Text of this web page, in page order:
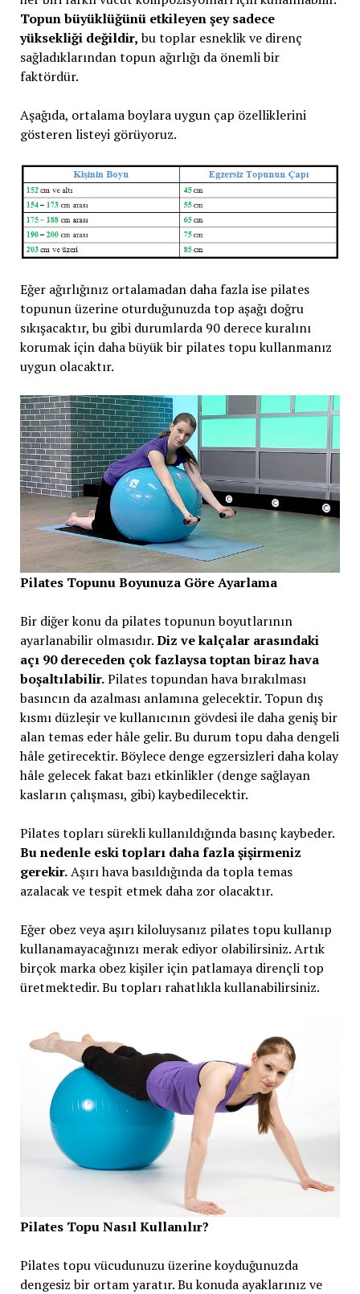
Topun büyüklüğünü etkileyen şey sadece
yüksekliği değildir,bu toplar esneklik ve direnç
sağladıklarından topun ağırlığı da önemli bir
faktördür.
Aşağıda, ortalama boylara uygun çap özelliklerini
gösteren listeyi görüyoruz.
Eğer ağırlığınız ortalamadan daha fazla ise pilates
topunun üzerine oturduğunuzda top aşağı doğru
sıkışacaktır, bu gibi durumlarda 90 derece kuralını
korumak için daha büyük bir pilates topu kullanmanız
uygun olacaktır.
Pilates Topunu Boyunuza Göre Ayarlama
Bir diğer konu da pilates topunun boyutlarının
ayarlanabilir olmasıdır.Diz ve kalçalar arasındaki
açı 90 dereceden çok fazlaysa toptan biraz hava
boşaltılabilir.Pilates topundan hava bırakılması
basıncın da azalması anlamına gelecektir. Topun dış
kısmı düzleşir ve kullanıcının gövdesi ile daha geniş bir
alan temas eder hâle gelir. Bu durum topu daha dengeli
hâle getirecektir. Böylece denge egzersizleri daha kolay
hâle gelecek fakat bazı etkinlikler (denge sağlayan
kasların çalışması, gibi) kaybedilecektir.
Pilates topları sürekli kullanıldığında basınç kaybeder.
Bu nedenle eski topları daha fazla şişirmeniz
gerekir.Aşırı hava basıldığında da topla temas
azalacak ve tespit etmek daha zor olacaktır.
Eğer obez veya aşırı kiloluysanız pilates topu kullanıp
kullanamayacağınızı merak ediyor olabilirsiniz. Artık
birçok marka obez kişiler için patlamaya dirençli top
üretmektedir. Bu topları rahatlıkla kullanabilirsiniz.
Pilates Topu Nasıl Kullanılır?
Pilates topu vücudunuzu üzerine koyduğunuzda
dengesiz bir ortam yaratır. Bu konuda ayaklarınız ve